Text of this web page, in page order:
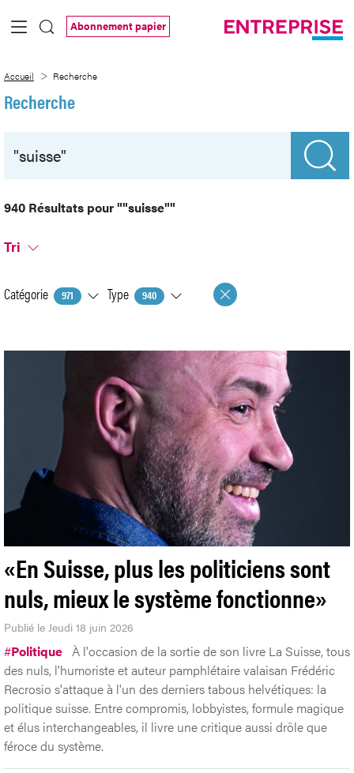
Saut au contenu principal
Abonnement papier
Accueil Recherche
Recherche
940 Résultats pour""suisse""
Tri
Catégorie 971 Type 940
«En Suisse, plus les politiciens sont
nuls, mieux le système fonctionne»
Publié le Jeudi 18 juin 2026
#Politique À l'occasion de la sortie de son livre La Suisse, tous
des nuls, l'humoriste et auteur pamphlétaire valaisan Frédéric
Recrosio s'attaque à l'un des derniers tabous helvétiques: la
politique suisse. Entre compromis, lobbyistes, formule magique
et élus interchangeables, il livre une critique aussi drôle que
féroce du système.